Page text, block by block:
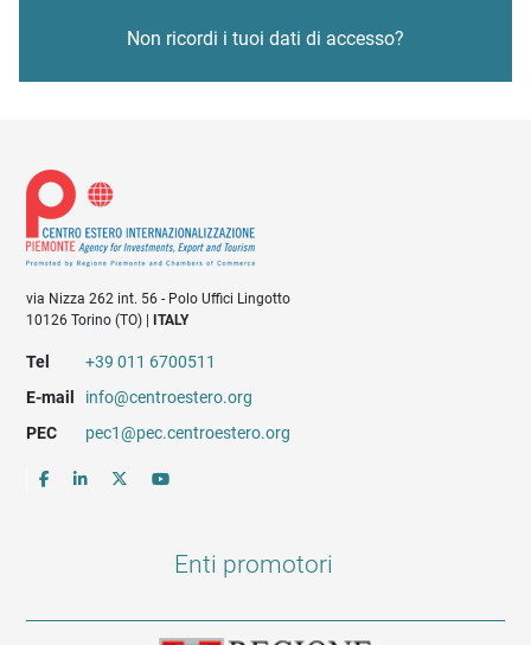
Non ricordi i tuoi dati di accesso?
via Nizza 262 int. 56 - Polo Uffici Lingotto
10126 Torino (TO) |
ITALY
Tel
+39 011 6700511
E-mail
info@centroestero.org
PEC
pec1@pec.centroestero.org
Enti promotori